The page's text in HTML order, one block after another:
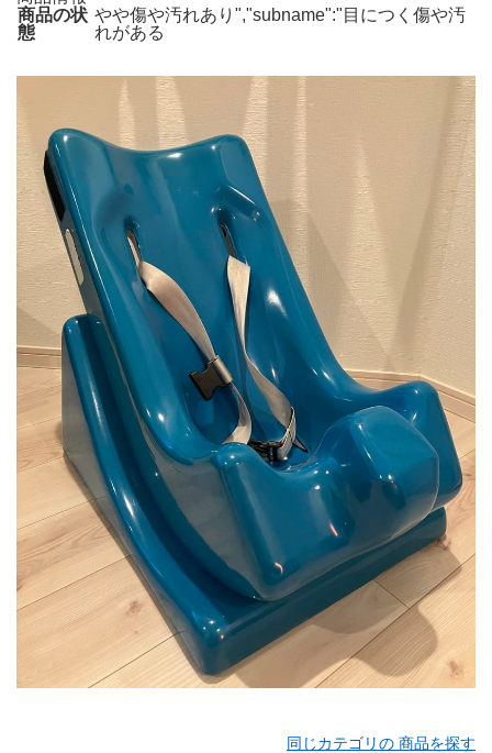
商品の状
態
やや傷や汚れあり","subname":"目につく傷や汚
れがある
同じカテゴリの 商品を探す